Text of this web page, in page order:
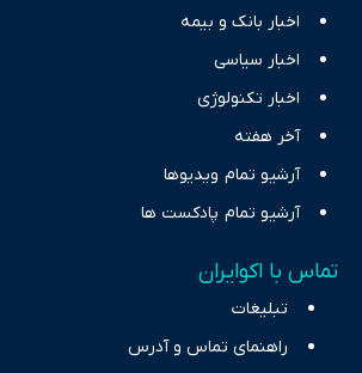
اخبار بانک و بیمه
اخبار سیاسی
اخبار تکنولوژی
آخر هفته
آرشیو تمام ویدیوها
آرشیو تمام پادکست ها
تماس با اکوایران
تبلیغات
راهنمای تماس و آدرس